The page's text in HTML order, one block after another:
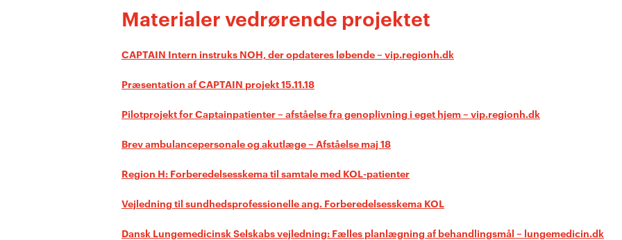
Materialer vedrørende projektet
CAPTAIN Intern instruks NOH, der opdateres løbende – vip.regionh.dk
Præsentation af CAPTAIN projekt 15.11.18
Pilotprojekt for Captainpatienter – afståelse fra genoplivning i eget hjem – vip.regionh.dk
Brev ambulancepersonale og akutlæge – Afståelse maj 18
Region H: Forberedelsesskema til samtale med KOL-patienter
Vejledning til sundhedsprofessionelle ang. Forberedelsesskema KOL
Dansk Lungemedicinsk Selskabs vejledning: Fælles planlægning af behandlingsmål – lungemedicin.dk